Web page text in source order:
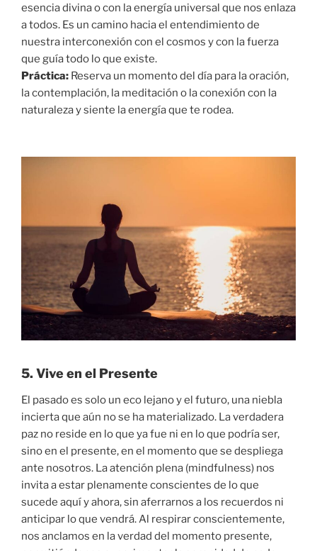
esencia divina o con la energía universal que nos enlaza
a todos. Es un camino hacia el entendimiento de
nuestra interconexión con el cosmos y con la fuerza
que guía todo lo que existe.
Práctica: Reserva un momento del día para la oración,
la contemplación, la meditación o la conexión con la
naturaleza y siente la energía que te rodea.
5. Vive en el Presente
El pasado es solo un eco lejano y el futuro, una niebla
incierta que aún no se ha materializado. La verdadera
paz no reside en lo que ya fue ni en lo que podría ser,
sino en el presente, en el momento que se despliega
ante nosotros. La atención plena (mindfulness) nos
invita a estar plenamente conscientes de lo que
sucede aquí y ahora, sin aferrarnos a los recuerdos ni
anticipar lo que vendrá. Al respirar conscientemente,
nos anclamos en la verdad del momento presente,